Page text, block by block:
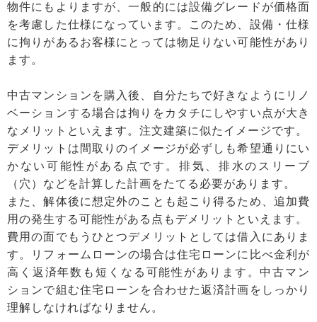
物件にもよりますが、一般的には設備グレードが価格面
を考慮した仕様になっています。このため、設備・仕様
に拘りがあるお客様にとっては物足りない可能性があり
ます。
中古マンションを購入後、自分たちで好きなようにリノ
ベーションする場合は拘りをカタチにしやすい点が大き
なメリットといえます。注文建築に似たイメージです。
デメリットは間取りのイメージが必ずしも希望通りにい
かない可能性がある点です。排気、排水のスリーブ
（穴）などを計算した計画をたてる必要があります。
また、解体後に想定外のことも起こり得るため、追加費
用の発生する可能性がある点もデメリットといえます。
費用の面でもうひとつデメリットとしては借入にありま
す。リフォームローンの場合は住宅ローンに比べ金利が
高く返済年数も短くなる可能性があります。中古マン
ションで組む住宅ローンを合わせた返済計画をしっかり
理解しなければなりません。